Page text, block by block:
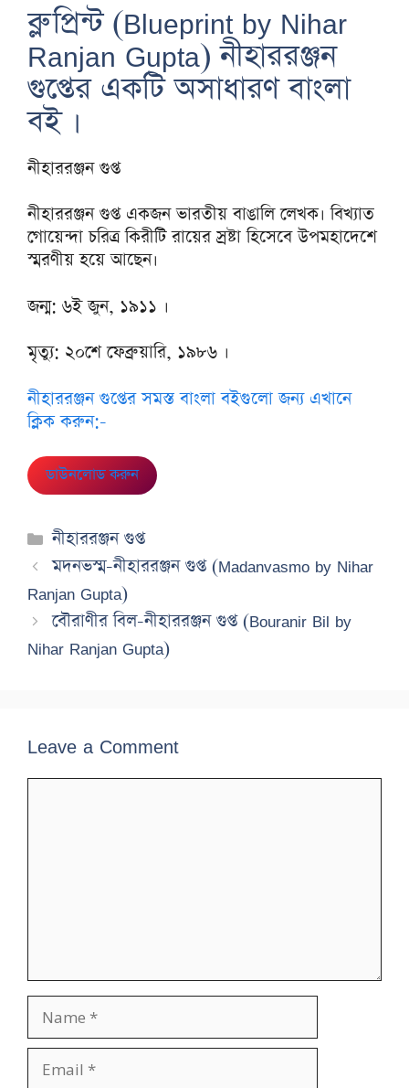
ব্লু প্রিন্ট (Blueprint by Nihar
Ranjan Gupta) নীহাররঞ্জন
গুপ্তের একটি অসাধারণ বাংলা
বই ।
নীহাররঞ্জন গুপ্ত
নীহাররঞ্জন গুপ্ত একজন ভারতীয় বাঙালি লেখক। বিখ্যাত
গোয়েন্দা চরিত্র কিরীটি রায়ের স্রষ্টা হিসেবে উপমহাদেশে
স্মরণীয় হয়ে আছেন।
জন্ম: ৬ই জুন, ১৯১১ ।
মৃত্যু: ২০শে ফেব্রুয়ারি, ১৯৮৬ ।
নীহাররঞ্জন গুপ্তের সমস্ত বাংলা বইগুলো জন্য এখানে
ক্লিক করুন:-
ডাউনলোড করুন
Categories
নীহাররঞ্জন গুপ্ত
মদনভস্ম-নীহাররঞ্জন গুপ্ত (Madanvasmo by Nihar
Ranjan Gupta)
বৌরাণীর বিল-নীহাররঞ্জন গুপ্ত (Bouranir Bil by
Nihar Ranjan Gupta)
Leave a Comment
Name
Email